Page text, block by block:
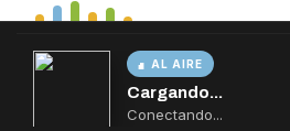
AL AIRE
Cargando...
Conectando...